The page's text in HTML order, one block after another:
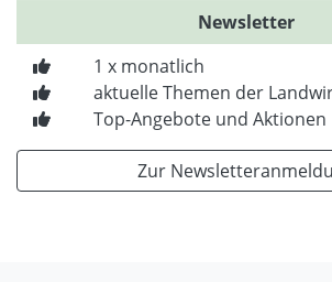
Newsletter
1 x monatlich
aktuelle Themen der
Top-Angebote und Aktionen
Zur